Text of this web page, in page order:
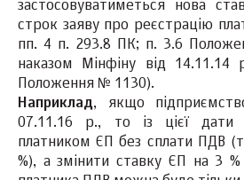
застосовуватиметься нова
строк заяву про реєстрацію
пп. 4 п. 293.8 ПК; п. 3.6
наказом Мінфіну від
Положення № 1130).
Наприклад, якщо
07.11.16 р., то із цієї
платником ЄП без сплати ПДВ
%), а змінити ставку ЄП на 3